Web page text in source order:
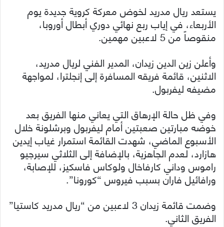
يستعد ريال مدريد لخوض معركة كروية جديدة يوم
الأربعاء، في إياب ربع نهائي دوري أبطال أوروبا،
منقوصاً من 5 لاعبين مهمين.
وأعلن زين الدين زيدان، المدير الفني لريال مدريد،
الاثنين، قائمة فريقه المسافرة إلى إنجلترا، لمواجهة
مضيفه ليفربول.
وفي ظل حالة الإرهاق التي يعاني منها الفريق بعد
خوضه مبارتين صعبتين أمام ليفربول وبرشلونة خلال
الأسبوع الماضي، شهدت القائمة استمرار غياب إيدين
هازارد، لعدم الجاهزية، بالإضافة إلى الثلاثي سيرجيو
راموس وداني كارفاخال ولوكاس فاسكيز، للإصابة،
ورافائيل فاران بسبب فيروس “كورونا”.
وضمت قائمة زيدان 3 لاعبين من “ريال مدريد كاستيا”
الفريق الثاني.